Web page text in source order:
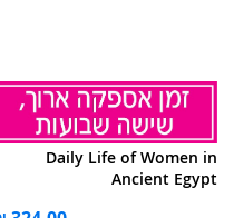
Daily Life of Women in
Ancient Egypt